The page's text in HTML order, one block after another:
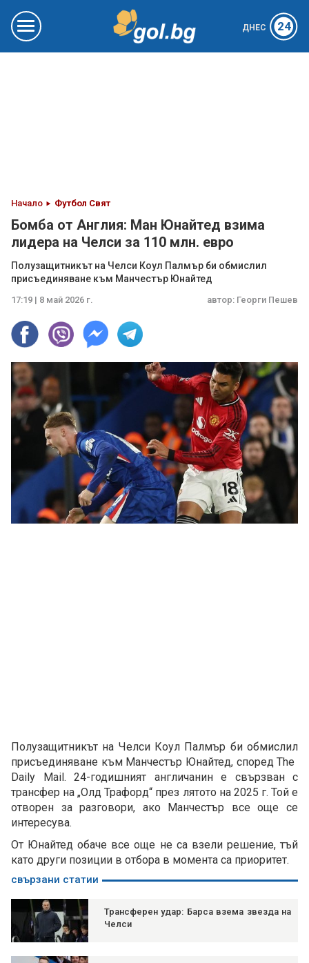
ДНЕС 24
Начало Футбол Свят
Бомба от Англия: Ман Юнайтед взима
лидера на Челси за 110 млн. евро
Полузащитникът на Челси Коул Палмър би обмислил
присъединяване към Манчестър Юнайтед
17:19 | 8 май 2026 г. автор: Георги Пешев
Полузащитникът на Челси Коул Палмър би обмислил
присъединяване към Манчестър Юнайтед, според The ​​
Daily Mail. 24-годишният англичанин е свързван с
трансфер на „Олд Трафорд“ през лятото на 2025 г. Той е
отворен за разговори, ако Манчестър все още се
интересува.
От Юнайтед обаче все още не са взели решение, тъй
като други позиции в отбора в момента са приоритет.
свързани статии
Трансферен удар: Барса взема звезда на
Челси